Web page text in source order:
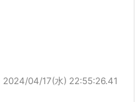
2024/04/17(水) 22:55:26.41